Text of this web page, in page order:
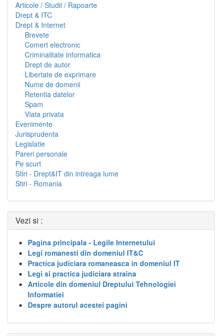
Articole / Studii / Rapoarte
Drept & ITC
Drept & Internet
Brevete
Comert electronic
Criminalitate informatica
Drept de autor
Libertate de exprimare
Nume de domenii
Retentia datelor
Spam
Viata privata
Evenimente
Jurisprudenta
Legislatie
Pareri personale
Pe scurt
Stiri - Drept&IT din intreaga lume
Stiri - Romania
Vezi si :
Pagina principala - Legile Internetului
Legi romanesti din domeniul IT&C
Practica judiciara romaneasca in domeniul IT
Legi si practica judiciara straina
Articole din domeniul Dreptului Tehnologiei
Informatiei
Despre autorul acestei pagini